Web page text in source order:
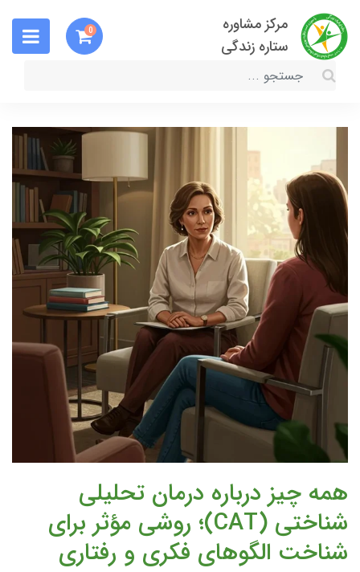
مرکز مشاوره
ستاره زندگی
0
همه چیز درباره درمان تحلیلی
شناختی (CAT)؛ روشی مؤثر برای
شناخت الگوهای فکری و رفتاری